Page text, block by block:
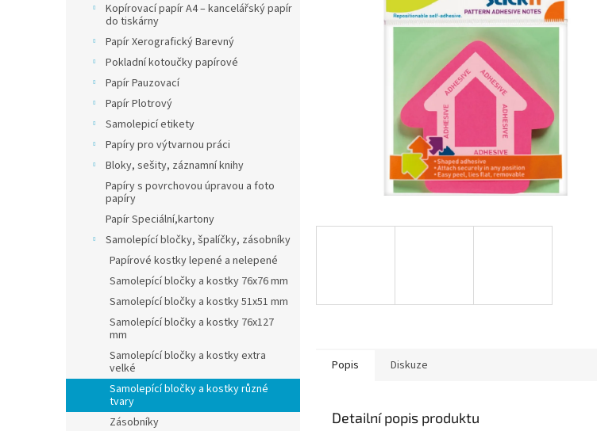
Kopírovací papír A4 – kancelářský papír
do tiskárny
Papír Xerografický Barevný
Pokladní kotoučky papírové
Papír Pauzovací
Papír Plotrový
Samolepicí etikety
Papíry pro výtvarnou práci
Bloky, sešity, záznamní knihy
Papíry s povrchovou úpravou a foto
papíry
Papír Speciální,kartony
Samolepící bločky, špalíčky, zásobníky
Papírové kostky lepené a nelepené
Samolepící bločky a kostky 76x76 mm
Samolepící bločky a kostky 51x51 mm
Samolepící bločky a kostky 76x127
mm
Samolepící bločky a kostky extra
velké
Samolepící bločky a kostky různé
tvary
Zásobníky
Popis Diskuze
Detailní popis produktu